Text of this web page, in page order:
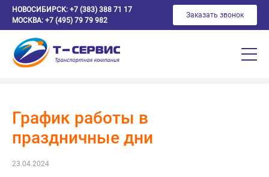
НОВОСИБИРСК: +7 (383) 388 71 17
МОСКВА: +7 (495) 79 79 982
Заказать звонок
График работы в
праздничные дни
23.04.2024